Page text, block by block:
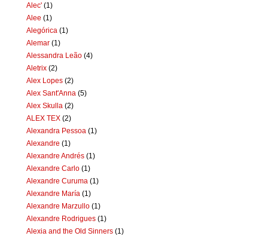
Alec' (1)
Alee (1)
Alegórica (1)
Alemar (1)
Alessandra Leão (4)
Aletrix (2)
Alex Lopes (2)
Alex Sant'Anna (5)
Alex Skulla (2)
ALEX TEX (2)
Alexandra Pessoa (1)
Alexandre (1)
Alexandre Andrés (1)
Alexandre Carlo (1)
Alexandre Curuma (1)
Alexandre María (1)
Alexandre Marzullo (1)
Alexandre Rodrigues (1)
Alexia and the Old Sinners (1)